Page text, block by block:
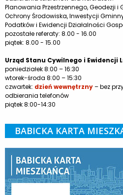
Planowania Przestrzennego, Geodezji
Ochrony Środowiska, Inwestycji
Podatków i Ewidencji Działalności
pozostałe referaty: 8.00 - 16.00
piątek: 8.00 - 15.00
Urząd Stanu Cywilnego i Ewidencji
poniedziałek 8:00 – 16:30
wtorek-środa 8:00 – 15:30
czwartek: dzień wewnętrzny– bez
odbierania telefonów
piątek 8:00-14:30
BABICKA KARTA